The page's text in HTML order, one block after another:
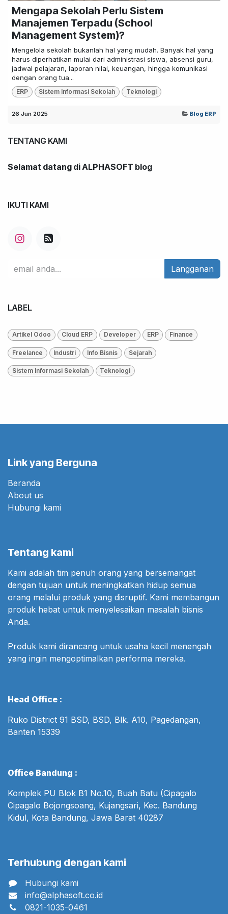
Mengapa Sekolah Perlu Sistem
Manajemen Terpadu (School
Management System)?
Mengelola sekolah bukanlah hal yang mudah. Banyak hal yang
harus diperhatikan mulai dari administrasi siswa, absensi guru,
jadwal pelajaran, laporan nilai, keuangan, hingga komunikasi
dengan orang tua...
ERP Sistem Informasi Sekolah Teknologi
26 Jun 2025 Blog ERP
TENTANG KAMI
Selamat datang di ALPHASOFT blog
IKUTI KAMI
Langganan
LABEL
Artikel Odoo Cloud ERP Developer ERP Finance
Freelance Industri Info Bisnis Sejarah
Sistem Informasi Sekolah Teknologi
Link yang Berguna
Beranda
About us
Hubungi kami
Tentang kami
Kami adalah tim penuh orang yang bersemangat
dengan tujuan untuk meningkatkan hidup semua
orang melalui produk yang disruptif. Kami membangun
produk hebat untuk menyelesaikan masalah bisnis
Anda.
Produk kami dirancang untuk usaha kecil menengah
yang ingin mengoptimalkan performa mereka.
Head Office :
Ruko District 91 BSD, BSD, Blk. A10, Pagedangan,
Banten 15339
Office Bandung :
Komplek PU Blok B1 No.10, Buah Batu (Cipagalo
Cipagalo Bojongsoang, Kujangsari, Kec. Bandung
Kidul, Kota Bandung, Jawa Barat 40287
Terhubung dengan kami
Hubungi kami
info@alphasoft.co.id
0821-1035-0461